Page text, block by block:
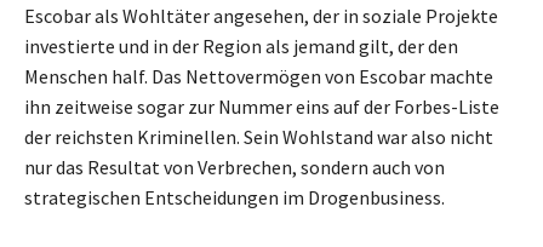
Escobar als Wohltäter angesehen, der in soziale Projekte
investierte und in der Region als jemand gilt, der den
Menschen half. Das Nettovermögen von Escobar machte
ihn zeitweise sogar zur Nummer eins auf der Forbes-Liste
der reichsten Kriminellen. Sein Wohlstand war also nicht
nur das Resultat von Verbrechen, sondern auch von
strategischen Entscheidungen im Drogenbusiness.